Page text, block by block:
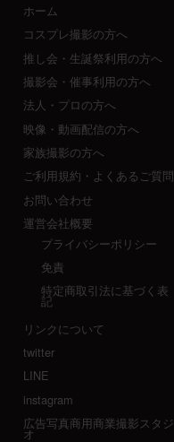
ホーム
コスプレ撮影の方へ
推し会・生誕祭利用の方へ
撮影会・催事利用の方へ
法人・プロの方へ
映像・動画配信の方へ
家族撮影の方へ
ご利用規約・よくあるご質問
お問い合わせ
運営会社概要
プライバシーポリシー
免責
特定商取引法に基づく表
記
リンクについて
twitter
LINE
instagram
広告写真商用商業撮影スタジ
オ